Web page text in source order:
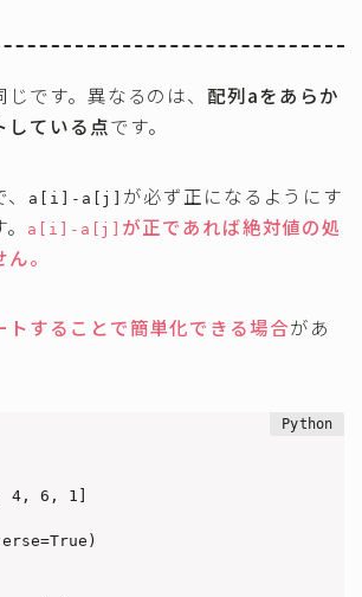
じです。異なるのは、配列aをあらか
している点です。
a[i]-a[j] が必ず正になるようにす
a[i]-a[j] が正であれば絶対値の処
。
トすることで簡単化できる場合があ
4, 6, 1]